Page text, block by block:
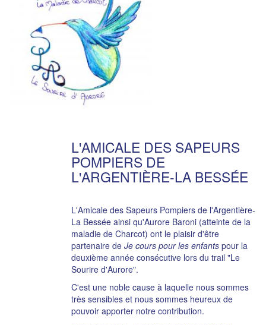
L'AMICALE DES SAPEURS
POMPIERS DE
L'ARGENTIÈRE-LA BESSÉE
L'Amicale des Sapeurs Pompiers de l'Argentière-
La Bessée ainsi qu'Aurore Baroni (atteinte de la
maladie de Charcot) ont le plaisir d'être
partenaire de Je cours pour les enfantspour la
deuxième année consécutive lors du trail "Le
Sourire d'Aurore".
C'est une noble cause à laquelle nous sommes
très sensibles et nous sommes heureux de
pouvoir apporter notre contribution.